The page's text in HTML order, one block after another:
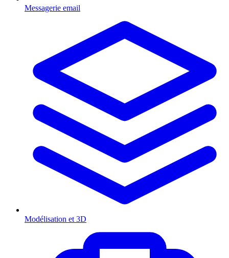
Messagerie email
Modélisation et 3D